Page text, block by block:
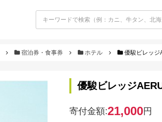
宿泊券・食事券 ホテル 優駿ビレッジ
優駿ビレッジ
寄付金額:21,000円